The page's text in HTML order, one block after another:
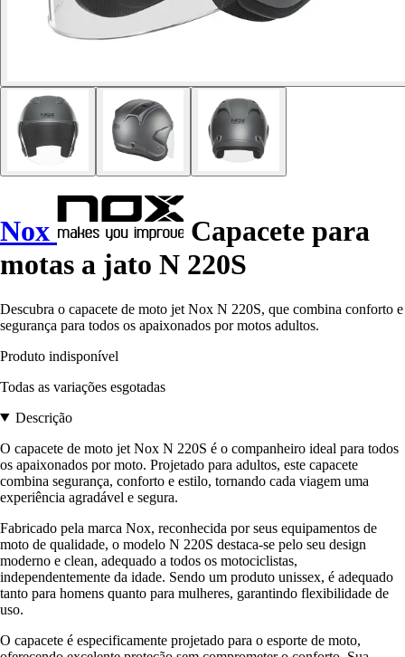
Nox
Capacete para
motas a jato N 220S
Descubra o capacete de moto jet Nox N 220S, que combina conforto e
segurança para todos os apaixonados por motos adultos.
Produto indisponível
Todas as variações esgotadas
Descrição
O capacete de moto jet Nox N 220S é o companheiro ideal para todos
os apaixonados por moto. Projetado para adultos, este capacete
combina segurança, conforto e estilo, tornando cada viagem uma
experiência agradável e segura.
Fabricado pela marca Nox, reconhecida por seus equipamentos de
moto de qualidade, o modelo N 220S destaca-se pelo seu design
moderno e clean, adequado a todos os motociclistas,
independentemente da idade. Sendo um produto unissex, é adequado
tanto para homens quanto para mulheres, garantindo flexibilidade de
uso.
O capacete é especificamente projetado para o esporte de moto,